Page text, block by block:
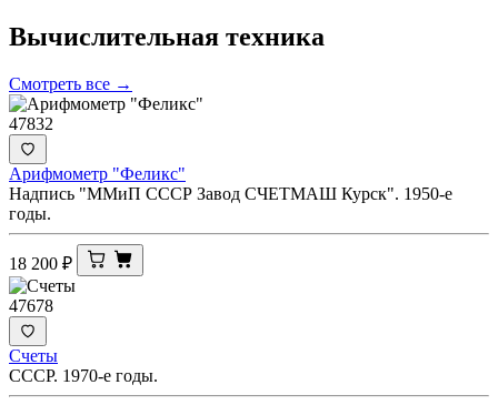
Вычислительная техника
Смотреть все →
47832
Арифмометр "Феликс"
Надпись "ММиП СССР Завод СЧЕТМАШ Курск". 1950-е
годы.
18 200 ₽
47678
Счеты
СССР. 1970-е годы.